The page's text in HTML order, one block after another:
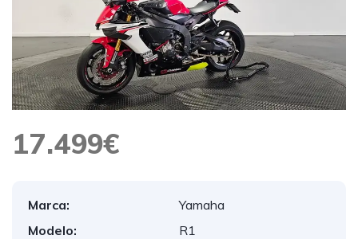
17.499€
Marca:
Yamaha
Modelo:
R1